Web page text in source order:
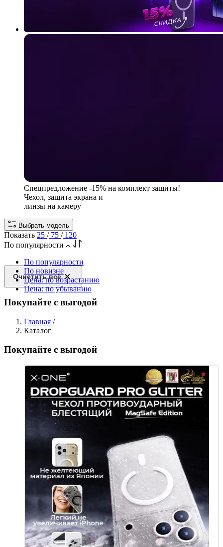
Спецпредложение -15% на комплект защиты!
Чехол, защита экрана и
линзы на камеру
Выбрать модель
Показать 25 / 75 / 120
По популярности
По популярности
По новизне
Цена: по возрастанию
Цена: по убыванию
Очистить всё
Покупайте с выгодой
Главная /
Каталог
Покупайте с выгодой